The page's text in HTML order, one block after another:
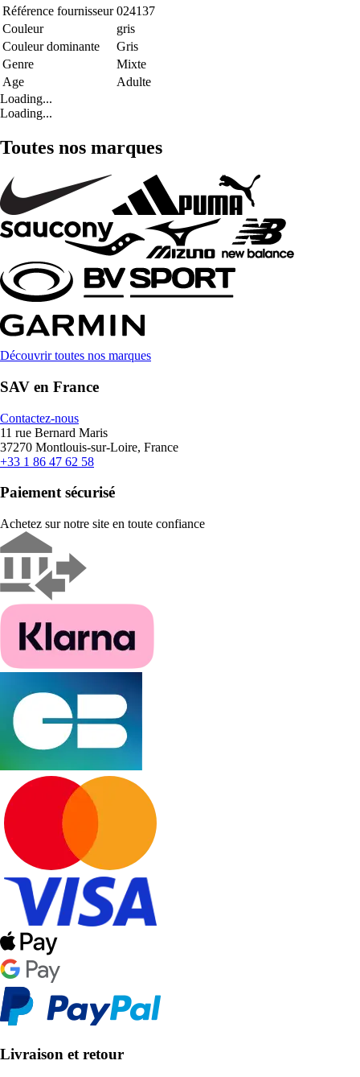
Référence fournisseur 024137
Couleur
gris
Couleur dominante
Gris
Genre
Mixte
Age
Adulte
Loading...
Loading...
Toutes nos marques
Découvrir toutes nos marques
SAV en France
Contactez-nous
11 rue Bernard Maris
37270 Montlouis-sur-Loire, France
+33 1 86 47 62 58
Paiement sécurisé
Achetez sur notre site en toute confiance
Livraison et retour